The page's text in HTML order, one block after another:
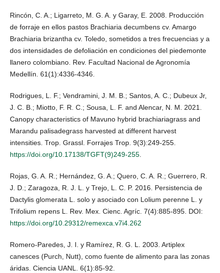
Rincón, C. A.; Ligarreto, M. G. A. y Garay, E. 2008. Producción
de forraje en ellos pastos Brachiaria decumbens cv. Amargo
Brachiaria brizantha cv. Toledo, sometidos a tres frecuencias y a
dos intensidades de defoliación en condiciones del piedemonte
llanero colombiano. Rev. Facultad Nacional de Agronomía
Medellín. 61(1):4336-4346.
Rodrigues, L. F.; Vendramini, J. M. B.; Santos, A. C.; Dubeux Jr,
J. C. B.; Miotto, F. R. C.; Sousa, L. F. and Alencar, N. M. 2021.
Canopy characteristics of Mavuno hybrid brachiariagrass and
Marandu palisadegrass harvested at different harvest
intensities. Trop. Grassl. Forrajes Trop. 9(3):249-255.
https://doi.org/10.17138/TGFT(9)249-255.
Rojas, G. A. R.; Hernández, G. A.; Quero, C. A. R.; Guerrero, R.
J. D.; Zaragoza, R. J. L. y Trejo, L. C. P. 2016. Persistencia de
Dactylis glomerata L. solo y asociado con Lolium perenne L. y
Trifolium repens L. Rev. Mex. Cienc. Agríc. 7(4):885-895. DOI:
https://doi.org/10.29312/remexca.v7i4.262
Romero-Paredes, J. I. y Ramírez, R. G. L. 2003. Artiplex
canesces (Purch, Nutt), como fuente de alimento para las zonas
áridas. Ciencia UANL. 6(1):85-92.